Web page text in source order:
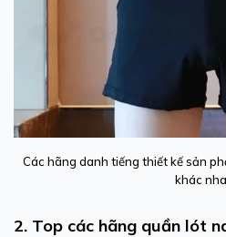
Các hãng danh tiếng thiết kế sản
khác
2. Top các hãng quần lót